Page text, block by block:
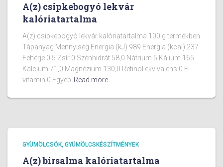
A(z) csipkebogyó lekvár
kalóriatartalma
A(z) csipkebogyó lekvár kalóriatartalma 100 g termékben
Tápanyag Mennyiség Energia (kJ) 989 Energia (kcal) 237
Fehérje 0,5 Zsír 0 Szénhidrát 58,0 Nátrium 5 Kálium 165
Kalcium 71,0 Magnézium 130,0 Retinol ekvivalens 0 E-
vitamin 0 Egyéb Read more…
GYÜMÖLCSÖK, GYÜMÖLCSKÉSZÍTMÉNYEK
A(z) birsalma kalóriatartalma